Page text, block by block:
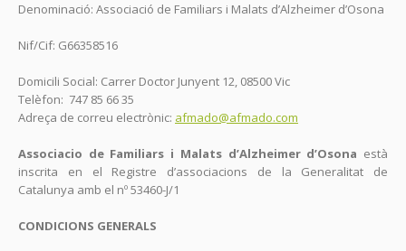
Denominació: Associació de Familiars i Malats d’Alzheimer d’Osona
Nif/Cif: G66358516
Domicili Social: Carrer Doctor Junyent 12, 08500 Vic
Telèfon: 747 85 66 35
Adreça de correu electrònic: afmado@afmado.com
Associacio de Familiars i Malats d’Alzheimer d’Osona està
inscrita en el Registre d’associacions de la Generalitat de
Catalunya amb el nº 53460-J/1
CONDICIONS GENERALS